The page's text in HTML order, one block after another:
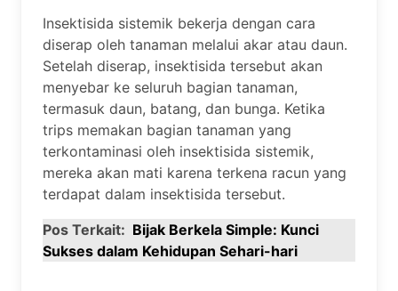
Insektisida sistemik bekerja dengan cara
diserap oleh tanaman melalui akar atau daun.
Setelah diserap, insektisida tersebut akan
menyebar ke seluruh bagian tanaman,
termasuk daun, batang, dan bunga. Ketika
trips memakan bagian tanaman yang
terkontaminasi oleh insektisida sistemik,
mereka akan mati karena terkena racun yang
terdapat dalam insektisida tersebut.
Pos Terkait: Bijak Berkela Simple: Kunci
Sukses dalam Kehidupan Sehari-hari